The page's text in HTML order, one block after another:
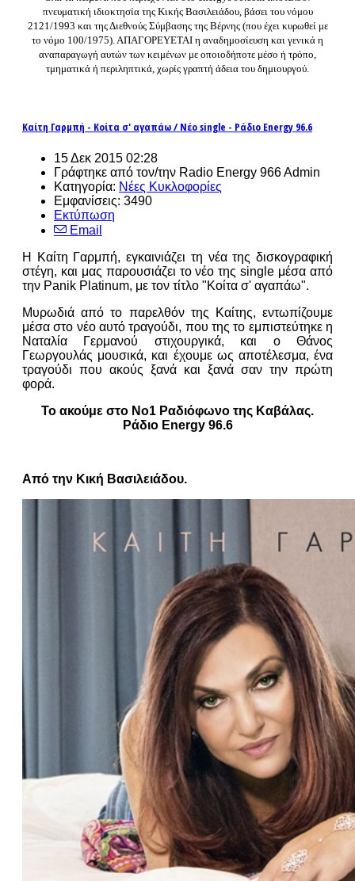
πνευματική ιδιοκτησία της Κικής Βασιλειάδου, βάσει του νόμου
2121/1993 και της Διεθνούς Σύμβασης της Βέρνης (που έχει κυρωθεί με
το νόμο 100/1975). ΑΠΑΓΟΡΕΥΕΤΑΙ η αναδημοσίευση και γενικά η
αναπαραγωγή αυτών των κειμένων με οποιοδήποτε μέσο ή τρόπο,
τμηματικά ή περιληπτικά, χωρίς γραπτή άδεια του δημιουργού.
Καίτη Γαρμπή - Κοίτα σ' αγαπάω / Νέο single - Ράδιο Energy 96.6
15 Δεκ 2015 02:28
Γράφτηκε από τον/την Radio Energy 966 Admin
Κατηγορία: Νέες Κυκλοφορίες
Εμφανίσεις: 3490
Εκτύπωση
Email
Η Καίτη Γαρμπή, εγκαινιάζει τη νέα της δισκογραφική
στέγη, και μας παρουσιάζει το νέο της single μέσα από
την Panik Platinum, με τον τίτλο "Κοίτα σ' αγαπάω".
Μυρωδιά από το παρελθόν της Καίτης, εντωπίζουμε
μέσα στο νέο αυτό τραγούδι, που της το εμπιστεύτηκε η
Ναταλία Γερμανού στιχουργικά, και ο Θάνος
Γεωργουλάς μουσικά, και έχουμε ως αποτέλεσμα, ένα
τραγούδι που ακούς ξανά και ξανά σαν την πρώτη
φορά.
To ακούμε στο Νο1 Ραδιόφωνο της Καβάλας.
Ράδιο Energy 96.6
Από την Κική Βασιλειάδου.